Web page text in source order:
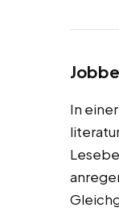
In